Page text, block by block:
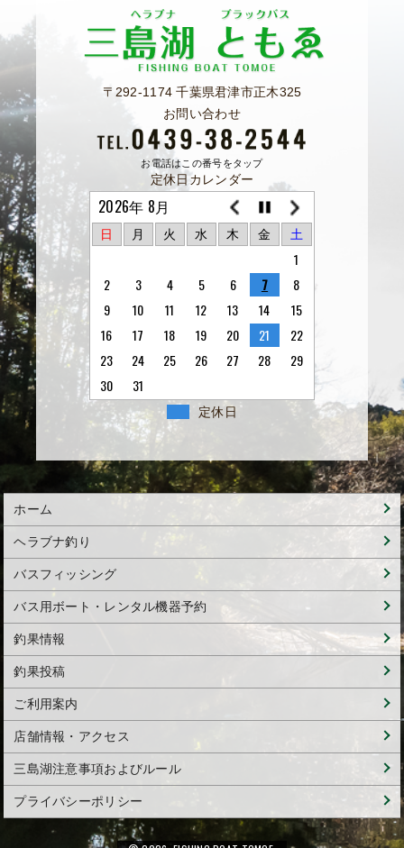
〒292-1174 千葉県君津市正木325
お問い合わせ
お電話はこの番号をタップ
定休日カレンダー
2026年 8月
日 月 火 水 木 金 土
1
2
3 4 5 6 7
8
9
10 11 12 13 14
15
16
17 18 19 20 21
22
23
24 25 26 27 28
29
30
31
定休日
ホーム
ヘラブナ釣り
バスフィッシング
バス用ボート・レンタル機器予約
釣果情報
釣果投稿
ご利用案内
店舗情報・アクセス
三島湖注意事項およびルール
プライバシーポリシー